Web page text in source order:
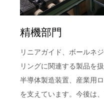
精機部門
リニアガイド、ボールネ
リングに関連する製品を
半導体製造装置、産業用
を支えています。今後は